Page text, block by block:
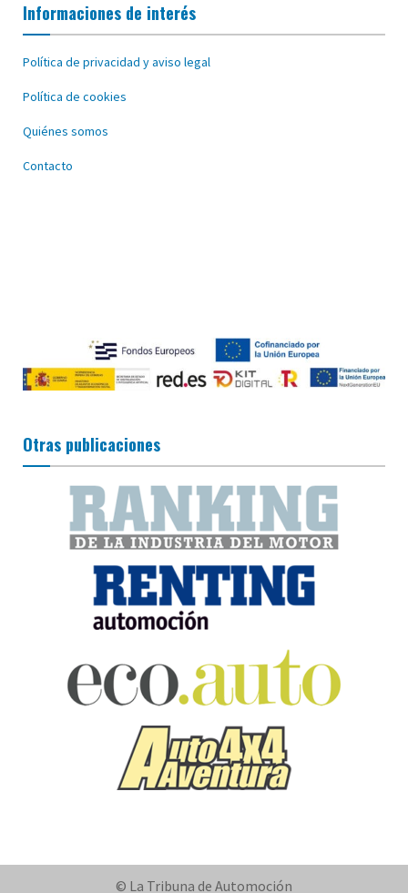
Informaciones de interés
Política de privacidad y aviso legal
Política de cookies
Quiénes somos
Contacto
Otras publicaciones
© La Tribuna de Automoción